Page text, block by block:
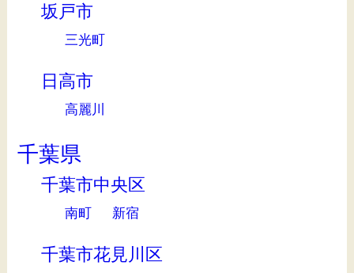
坂戸市
三光町
日高市
高麗川
千葉県
千葉市中央区
南町 新宿
千葉市花見川区